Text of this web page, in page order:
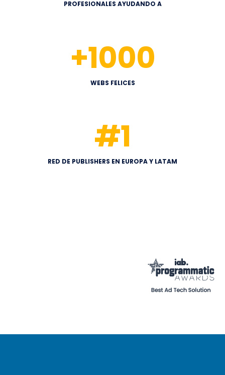
PROFESIONALES AYUDANDO A
WEBS FELICES
+1000
RED DE PUBLISHERS EN EUROPA Y LATAM
#1